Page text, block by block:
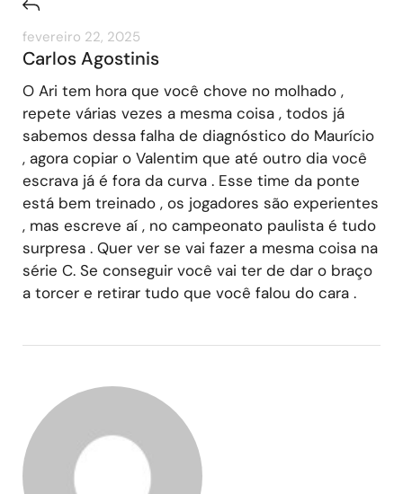
fevereiro 22, 2025
Carlos Agostinis
O Ari tem hora que você chove no molhado ,
repete várias vezes a mesma coisa , todos já
sabemos dessa falha de diagnóstico do Maurício
, agora copiar o Valentim que até outro dia você
escrava já é fora da curva . Esse time da ponte
está bem treinado , os jogadores são experientes
, mas escreve aí , no campeonato paulista é tudo
surpresa . Quer ver se vai fazer a mesma coisa na
série C. Se conseguir você vai ter de dar o braço
a torcer e retirar tudo que você falou do cara .